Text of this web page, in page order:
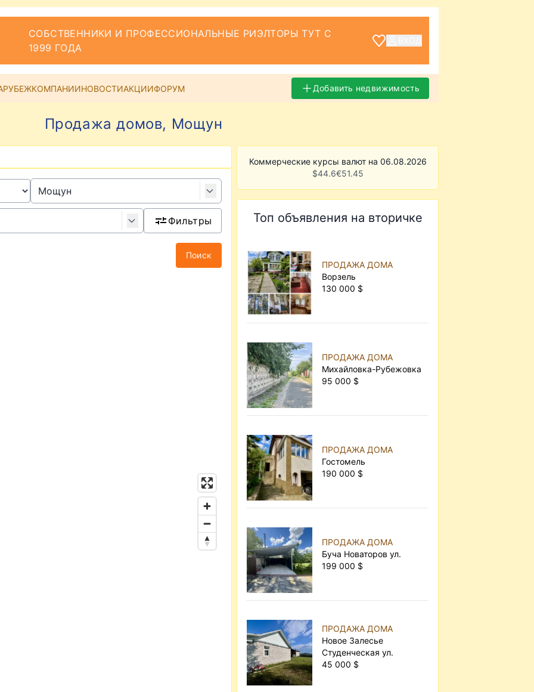
СОБСТВЕННИКИ И ПРОФЕССИОНАЛЬНЫЕ РИЭЛТОРЫ ТУТ С
1999 ГОДА
КОМПАНИИНОВОСТИАКЦИИФОРУМ Добавить недвижимость
Продажа домов, Мощун
Фильтры
Поиск
Коммерческие курсы валют на 06.08.2026
$44.6€51.45
Топ объявления на вторичке
ПРОДАЖА ДОМА
Ворзель
130 000 $
ПРОДАЖА ДОМА
Михайловка-Рубежовка
95 000 $
ПРОДАЖА ДОМА
Гостомель
190 000 $
ПРОДАЖА ДОМА
Буча Новаторов ул.
199 000 $
ПРОДАЖА ДОМА
Новое Залесье
Студенческая ул.
45 000 $